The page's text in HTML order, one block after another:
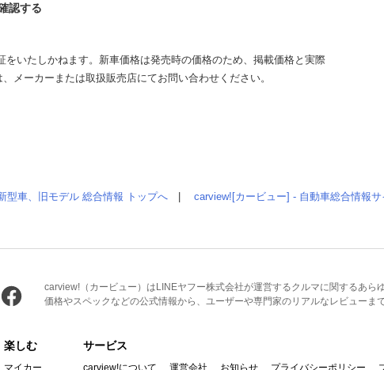
認する
いたしかねます。新車価格は発売時の価格のため、掲載価格と実際
メーカーまたは取扱販売店にてお問い合わせください。
型車、旧モデル 総合情報 トップへ carview![カービュー] - 自動車総合情報
carview!（カービュー）はLINEヤフー株式会社が運営するクルマに関するあら
価格やスペックなどの公式情報から、ユーザーや専門家のリアルなレビューま
楽しむ
マイカー
サービス
carview!について 運営会社 お知らせ プライバシーポリシー